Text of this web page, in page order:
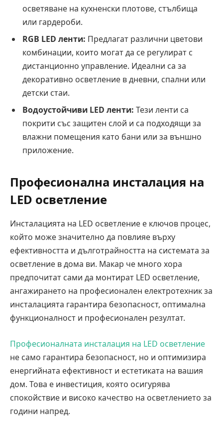
осветяване на кухненски плотове, стълбища
или гардероби.
RGB LED ленти: Предлагат различни цветови
комбинации, които могат да се регулират с
дистанционно управление. Идеални са за
декоративно осветление в дневни, спални или
детски стаи.
Водоустойчиви LED ленти: Тези ленти са
покрити със защитен слой и са подходящи за
влажни помещения като бани или за външно
приложение.
Професионална инсталация на
LED осветление
Инсталацията на LED осветление е ключов процес,
който може значително да повлияе върху
ефективността и дълготрайността на системата за
осветление в дома ви. Макар че много хора
предпочитат сами да монтират LED осветление,
ангажирането на професионален електротехник за
инсталацията гарантира безопасност, оптимална
функционалност и професионален резултат.
Професионалната инсталация на LED осветление
не само гарантира безопасност, но и оптимизира
енергийната ефективност и естетиката на вашия
дом. Това е инвестиция, която осигурява
спокойствие и високо качество на осветлението за
години напред.